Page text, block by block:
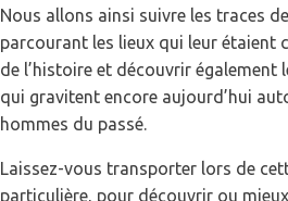
Nous allons ainsi suivre les traces
parcourant les lieux qui leur étaient
de l’histoire et découvrir également
qui gravitent encore aujourd’hui
hommes du passé.
Laissez-vous transporter lors de
particulière, pour découvrir ou